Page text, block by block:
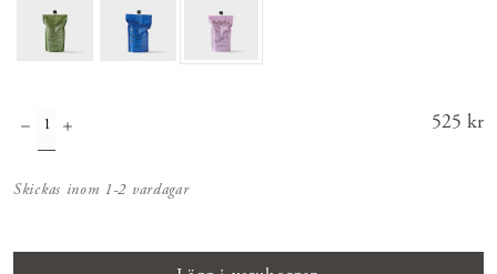
Pris :
525 kr
Skickas inom 1-2 vardagar